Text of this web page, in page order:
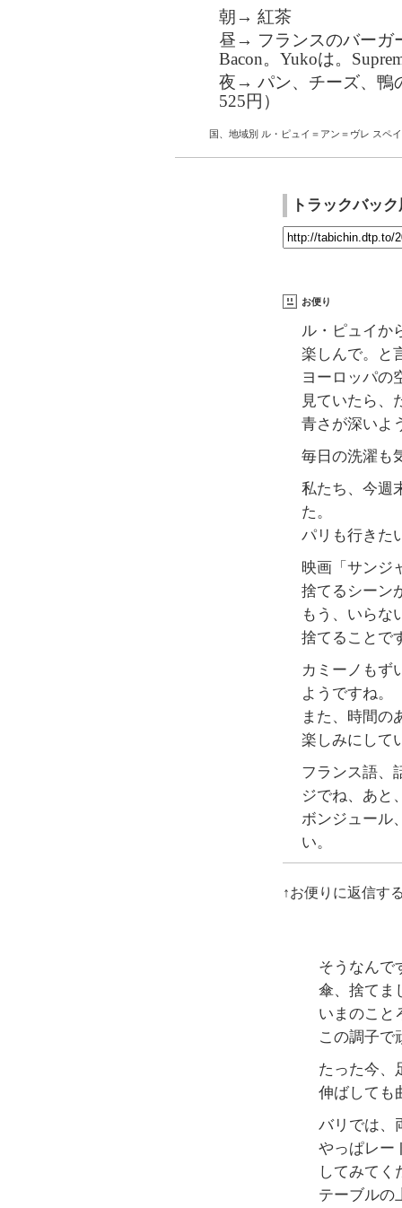
朝→ 紅茶
昼→ フランスのバーガ
Bacon。Yukoは。
夜→ パン、チーズ、鴨
525円）
国、地域別 ル・ピュイ＝アン＝ヴレ スペ
トラックバッ
お便り
ル・ピュイか
楽しんで。と
ヨーロッパの
見ていたら、
青さが深いよ
毎日の洗濯も
私たち、今週
た。
パリも行きた
映画「サンジ
捨てるシーン
もう、いらな
捨てることで
カミーノもず
ようですね。
また、時間の
楽しみにして
フランス語、
ジでね、あと
ボンジュール
い。
↑お便りに返信す
そうなんで
傘、捨てま
いまのこと
この調子
たった今、
伸ばしても
バリでは、
やっぱレー
してみてく
テーブルの